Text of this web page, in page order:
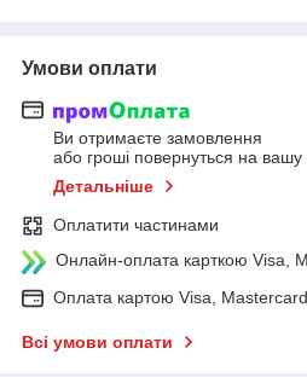
Умови оплати
Ви отримаєте замовлення
або гроші повернуться на вашу
Детальніше
Оплатити частинами
Онлайн-оплата карткою Visa,
Оплата картою Visa,
Всі умови оплати